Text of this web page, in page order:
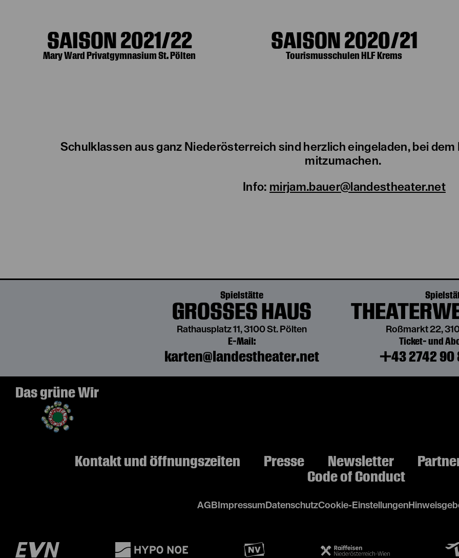
SAISON 2021/22
Mary Ward Privatgymnasium St. Pölten
SAISON 2020/21
Tourismusschulen HLF Krems
Schulklassen aus ganz Niederösterreich sind herzlich eingeladen, bei dem
mitzumachen.
Info: mirjam.bauer@landestheater.net
Spielstätte
GROSSES HAUS
Rathausplatz 11, 3100 St. Pölten Roßmarkt 22,
Ticket- und
+43 2742 90
E-Mail:
karten@landestheater.net
Das grüne Wir
Kontakt und Öffnungszeiten Presse Newsletter
Code of Conduct
AGB Impressum DatenschutzCookie-Einstellungen